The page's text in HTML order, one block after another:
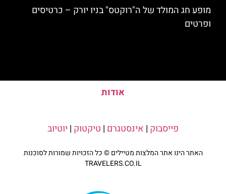
מופע חג המולד של ה"רוקטס" בניו יורק – כרטיסים
ופרטים
אודות
פייסבוק | אינסטגרם | טיקטוק | יוטיוב
האתר הינו אתר המלצות מטיילים © כל הזכויות שמורות לסוכנות
TRAVELERS.CO.IL